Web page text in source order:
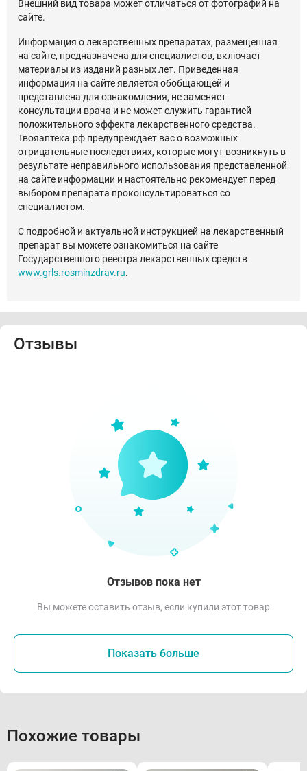
Внешний вид товара может отличаться от фотографий на
сайте.
Информация о лекарственных препаратах, размещенная
на сайте, предназначена для специалистов, включает
материалы из изданий разных лет. Приведенная
информация на сайте является обобщающей и
представлена для ознакомления, не заменяет
консультации врача и не может служить гарантией
положительного эффекта лекарственного средства.
Твояаптека.рф предупреждает вас о возможных
отрицательные последствиях, которые могут возникнуть в
результате неправильного использования представленной
на сайте информации и настоятельно рекомендует перед
выбором препарата проконсультироваться со
специалистом.
С подробной и актуальной инструкцией на лекарственный
препарат вы можете ознакомиться на сайте
Государственного реестра лекарственных средств
www.grls.rosminzdrav.ru.
Отзывы
Отзывов пока нет
Вы можете оставить отзыв, если купили этот товар
Показать больше
Похожие товары